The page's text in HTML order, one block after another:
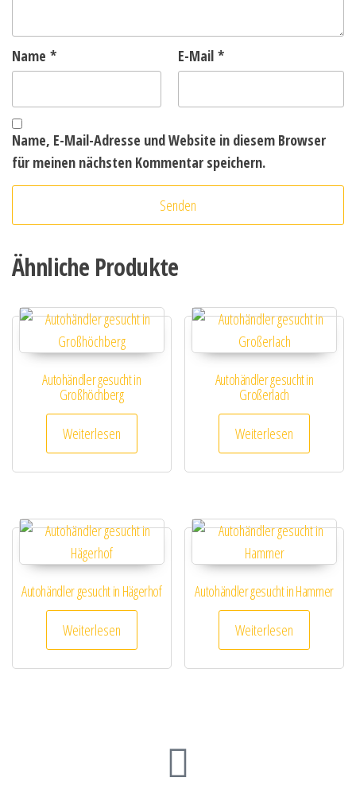
Name * E-Mail *
Name, E-Mail-Adresse und Website in diesem Browser
für meinen nächsten Kommentar speichern.
Ähnliche Produkte
Autohändler gesucht in
Großhöchberg
Weiterlesen
Autohändler gesucht in
Großerlach
Weiterlesen
Autohändler gesucht in Hägerhof
Weiterlesen
Autohändler gesucht in Hammer
Weiterlesen